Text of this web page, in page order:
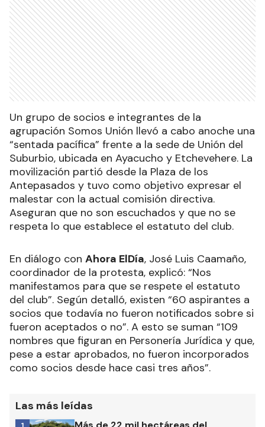
Un grupo de socios e integrantes de la
agrupación Somos Unión llevó a cabo anoche una
“sentada pacífica” frente a la sede de Unión del
Suburbio, ubicada en Ayacucho y Etchevehere. La
movilización partió desde la Plaza de los
Antepasados y tuvo como objetivo expresar el
malestar con la actual comisión directiva.
Aseguran que no son escuchados y que no se
respeta lo que establece el estatuto del club.
En diálogo con Ahora ElDía, José Luis Caamaño,
coordinador de la protesta, explicó: “Nos
manifestamos para que se respete el estatuto
del club”. Según detalló, existen “60 aspirantes a
socios que todavía no fueron notificados sobre si
fueron aceptados o no”. A esto se suman “109
nombres que figuran en Personería Jurídica y que,
pese a estar aprobados, no fueron incorporados
como socios desde hace casi tres años”.
Las más leídas